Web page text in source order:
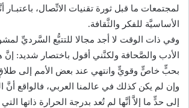
لمجتمعات ما قبل ثورة تقنيات الاتِّصال، باعتبـار
الأساسيَّة للفكر والثَّقافة.
وفي ذات الوقت لا أجد مجالا للتتبُّع السَّرديِّ
الأدب والصَّحافة ولكنَّني أقول باختصار شديد: إنَّ
بحبٍّ خاصٍّ وقويٍّ وانتهي عند بعض الأمم إلى طلاقٍ
وإن لم يكن كذلك في عالمنا العربي، فالواقع أنَّ
إلى حدٍّ ما إلاَّ أنَّها لم تُعد بدرجة الحرارة ذاتها